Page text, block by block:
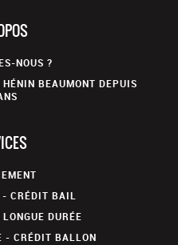
NOUS ?
BEAUMONT DEPUIS
CRÉDIT BAIL
DURÉE
- CRÉDIT BALLON